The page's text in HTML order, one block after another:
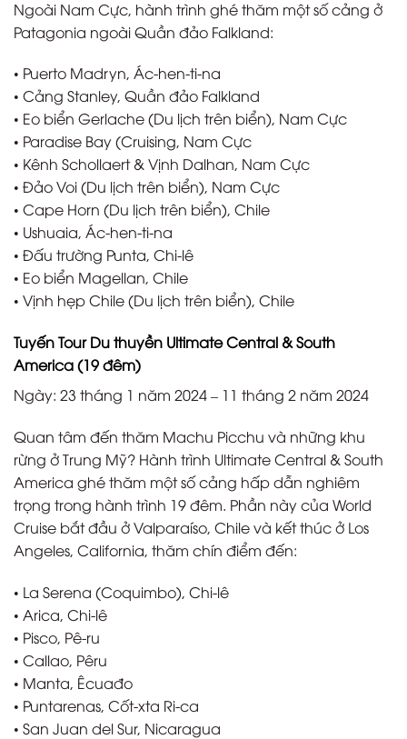
Ngoài Nam Cực, hành trình ghé thăm một số cảng ở
Patagonia ngoài Quần đảo Falkland:
• Puerto Madryn, Ác-hen-ti-na
• Cảng Stanley, Quần đảo Falkland
• Eo biển Gerlache (Du lịch trên biển), Nam Cực
• Paradise Bay (Cruising, Nam Cực
• Kênh Schollaert & Vịnh Dalhan, Nam Cực
• Đảo Voi (Du lịch trên biển), Nam Cực
• Cape Horn (Du lịch trên biển), Chile
• Ushuaia, Ác-hen-ti-na
• Đấu trường Punta, Chi-lê
• Eo biển Magellan, Chile
• Vịnh hẹp Chile (Du lịch trên biển), Chile
Tuyến Tour Du thuyền Ultimate Central & South
America (19 đêm)
Ngày: 23 tháng 1 năm 2024 – 11 tháng 2 năm 2024
Quan tâm đến thăm Machu Picchu và những khu
rừng ở Trung Mỹ? Hành trình Ultimate Central & South
America ghé thăm một số cảng hấp dẫn nghiêm
trọng trong hành trình 19 đêm. Phần này của World
Cruise bắt đầu ở Valparaíso, Chile và kết thúc ở Los
Angeles, California, thăm chín điểm đến:
• La Serena (Coquimbo), Chi-lê
• Arica, Chi-lê
• Pisco, Pê-ru
• Callao, Pêru
• Manta, Êcuađo
• Puntarenas, Cốt-xta Ri-ca
• San Juan del Sur, Nicaragua